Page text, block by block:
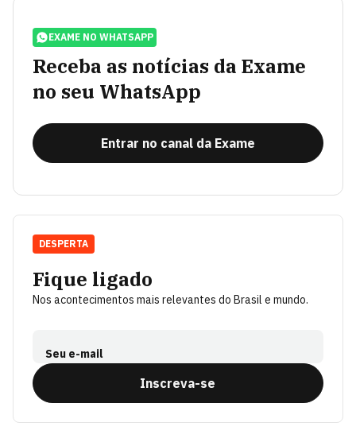
EXAME NO WHATSAPP
Receba as notícias da Exame
no seu WhatsApp
Entrar no canal da Exame
Fique ligado
Nos acontecimentos mais relevantes do Brasil e mundo.
Seu e-mail
Inscreva-se
DESPERTA